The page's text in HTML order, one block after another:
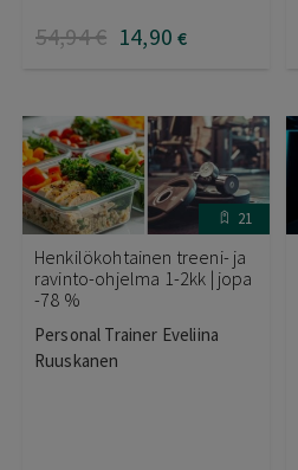
54,94€ 14,90 €
21
Henkilökohtainen treeni- ja
ravinto-ohjelma 1-2kk | jopa
-78 %
Personal Trainer Eveliina
Ruuskanen